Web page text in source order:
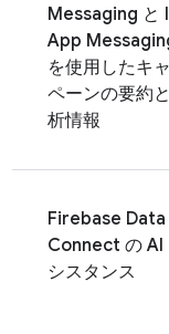
Messaging と
App
を使用したキ
ペーンの要約
析情報
Firebase Data
Connect の AI
シスタンス